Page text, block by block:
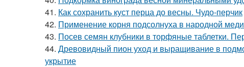
41. Как сохранить куст перца до весны. Чудо-перчик
42. Применение корня подсолнуха в народной
43. Посев семян клубники в торфяные таблетки.
44. Древовидный пион уход и выращивание в
укрытие